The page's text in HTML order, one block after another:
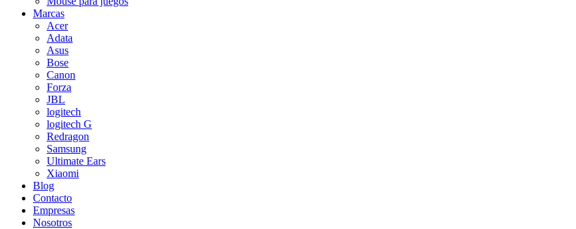
Marcas
Acer
Adata
Asus
Bose
Canon
Forza
JBL
logitech
logitech G
Redragon
Samsung
Ultimate Ears
Xiaomi
Blog
Contacto
Empresas
Nosotros